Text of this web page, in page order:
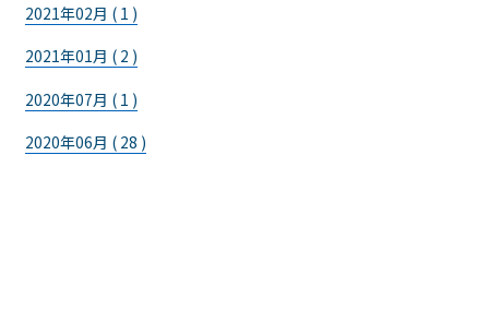
2021年02月 ( 1 )
2021年01月 ( 2 )
2020年07月 ( 1 )
2020年06月 ( 28 )